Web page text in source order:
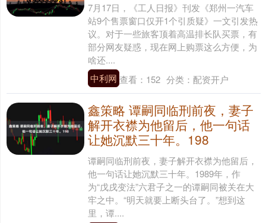
7月17日，《工人日报》刊发《郑州一汽车
站9个售票窗口仅开1个引质疑》一文引发热
议。对于一些旅客顶着高温排长队买票，有
部分网友疑惑，现在网上购票这么方便，为
啥还....
中利网 查看： 152 分类： 配资开户
鑫策略 谭嗣同临刑前夜，妻子
解开衣襟为他留后，他一句话
让她沉默三十年。198
谭嗣同临刑前夜，妻子解开衣襟为他留后，
他一句话让她沉默三十年。1989年，作
为“戊戌变法”六君子之一的谭嗣同被关在大
牢之中。“明天就要上断头台了。”想到这
里，谭....